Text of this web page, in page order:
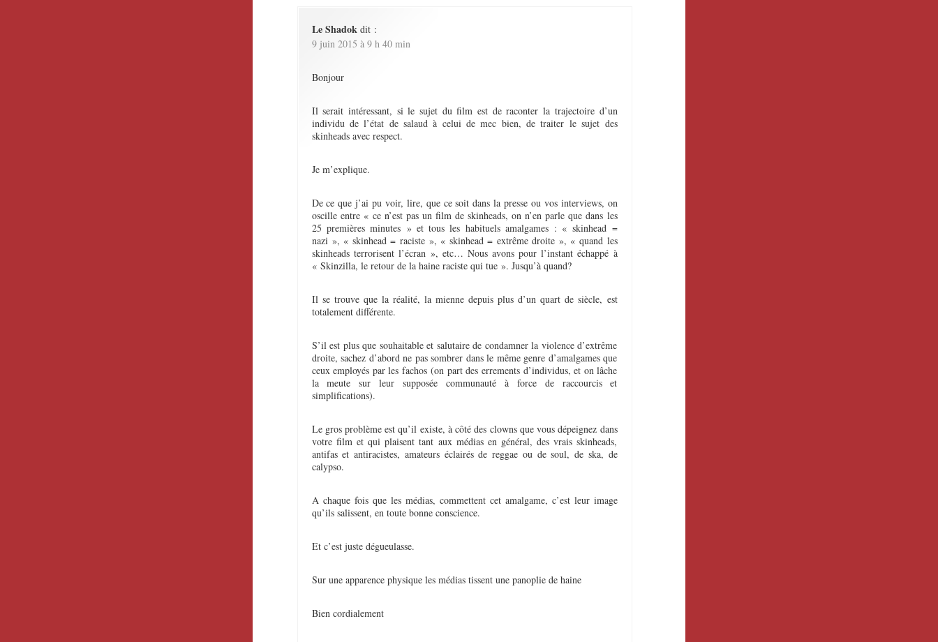
Le Shadok dit :
9 juin 2015 à 9 h 40 min
Bonjour
Il serait intéressant, si le sujet du film est de raconter la trajectoire d’un
individu de l’état de salaud à celui de mec bien, de traiter le sujet des
skinheads avec respect.
Je m’explique.
De ce que j’ai pu voir, lire, que ce soit dans la presse ou vos interviews, on
oscille entre « ce n’est pas un film de skinheads, on n’en parle que dans les
25 premières minutes » et tous les habituels amalgames : « skinhead =
nazi », « skinhead = raciste », « skinhead = extrême droite », « quand les
skinheads terrorisent l’écran », etc… Nous avons pour l’instant échappé à
« Skinzilla, le retour de la haine raciste qui tue ». Jusqu’à quand?
Il se trouve que la réalité, la mienne depuis plus d’un quart de siècle, est
totalement différente.
S’il est plus que souhaitable et salutaire de condamner la violence d’extrême
droite, sachez d’abord ne pas sombrer dans le même genre d’amalgames que
ceux employés par les fachos (on part des errements d’individus, et on lâche
la meute sur leur supposée communauté à force de raccourcis et
simplifications).
Le gros problème est qu’il existe, à côté des clowns que vous dépeignez dans
votre film et qui plaisent tant aux médias en général, des vrais skinheads,
antifas et antiracistes, amateurs éclairés de reggae ou de soul, de ska, de
calypso.
A chaque fois que les médias, commettent cet amalgame, c’est leur image
qu’ils salissent, en toute bonne conscience.
Et c’est juste dégueulasse.
Sur une apparence physique les médias tissent une panoplie de haine
Bien cordialement